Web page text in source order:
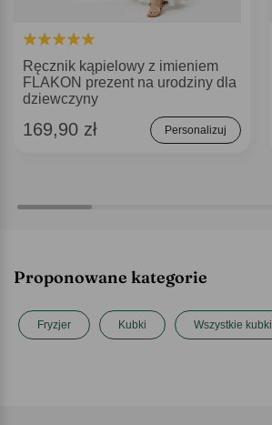
Ręcznik kąpielowy z imieniem
FLAKON prezent na urodziny dla
dziewczyny
169,90 zł Personalizuj
Proponowane kategorie
Fryzjer Kubki Wszystkie kubki